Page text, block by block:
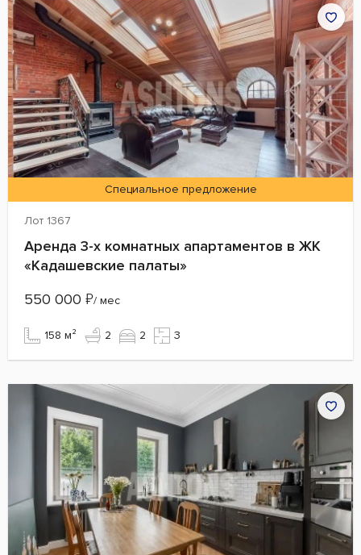
Специальное предложение
Лот 1367
Аренда 3-х комнатных апартаментов в ЖК
«Кадашевские палаты»
550 000 ₽/ мес
158 м² 2 2 3